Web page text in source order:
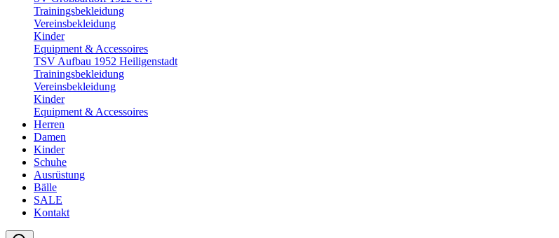
Trainingsbekleidung
Vereinsbekleidung
Kinder
Equipment & Accessoires
TSV Aufbau 1952 Heiligenstadt
Trainingsbekleidung
Vereinsbekleidung
Kinder
Equipment & Accessoires
Herren
Damen
Kinder
Schuhe
Ausrüstung
Bälle
SALE
Kontakt